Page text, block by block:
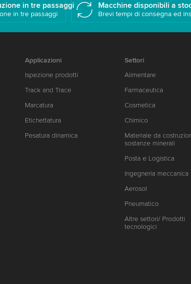
in tre passaggi
in tre passaggi
Macchine disponibili a
Brevi tempi di consegna ed
Applicazioni
Ispezione prodotti
Track and Trace
Marcatura
Etichettatura
Pesatura dinamica
Settori
Alimentare
Farmaceutica
Cosmetica
Chimico
Materiale da
sostanze minerali
Posta e Logistica
Ingegneria meccanica
Aerosol
Pneumatico
Altre settori/ Prodotti
tecnologici